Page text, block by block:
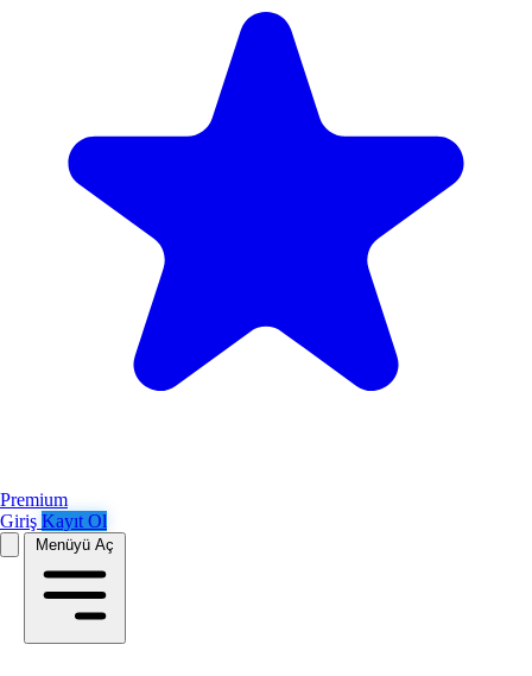
Premium
Giriş Kayıt Ol
Menüyü Aç